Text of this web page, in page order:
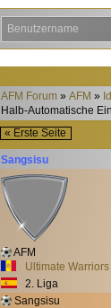
AFM Forum
AFM
Halb-Automatische
« Erste Seite
Sangsisu
AFM
Ultimate Warriors
2. Liga
Sangsisu